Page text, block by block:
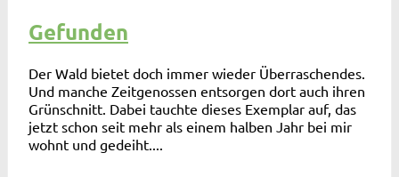
Gefunden
Der Wald bietet doch immer wieder Überraschendes.
Und manche Zeitgenossen entsorgen dort auch ihren
Grünschnitt. Dabei tauchte dieses Exemplar auf, das
jetzt schon seit mehr als einem halben Jahr bei mir
wohnt und gedeiht....